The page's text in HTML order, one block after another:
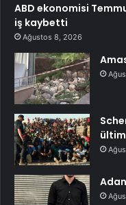
ABD ekonomisi
iş kaybetti
Ağustos 8, 2026